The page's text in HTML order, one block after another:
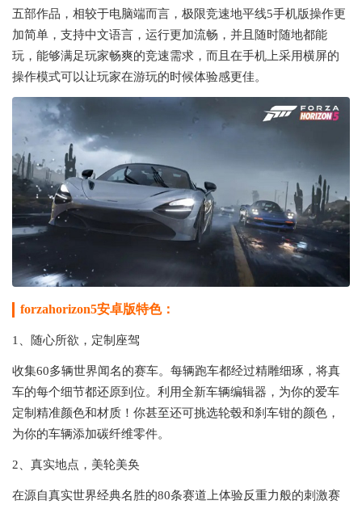
五部作品，相较于电脑端而言，极限竞速地平线5手机版操作更
加简单，支持中文语言，运行更加流畅，并且随时随地都能
玩，能够满足玩家畅爽的竞速需求，而且在手机上采用横屏的
操作模式可以让玩家在游玩的时候体验感更佳。
forzahorizon5安卓版特色：
1、随心所欲，定制座驾
收集60多辆世界闻名的赛车。每辆跑车都经过精雕细琢，将真
车的每个细节都还原到位。利用全新车辆编辑器，为你的爱车
定制精准颜色和材质！你甚至还可挑选轮毂和刹车钳的颜色，
为你的车辆添加碳纤维零件。
2、真实地点，美轮美奂
在源自真实世界经典名胜的80条赛道上体验反重力般的刺激赛